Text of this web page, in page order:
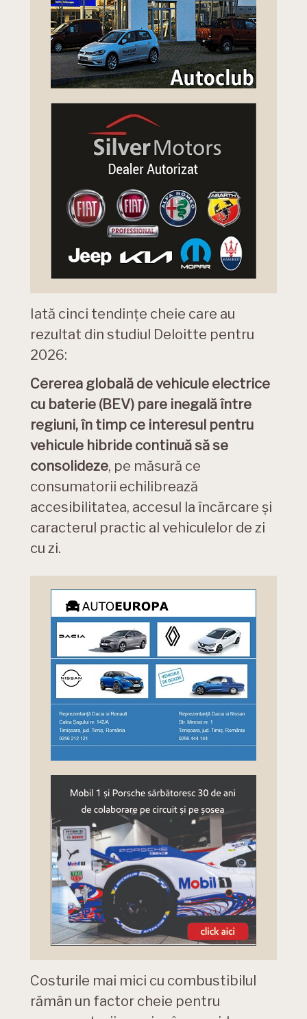
Iată cinci tendințe cheie care au
rezultat din studiul Deloitte pentru
2026:
Cererea globală de vehicule electrice
cu baterie (BEV) pare inegală între
regiuni, în timp ce interesul pentru
vehicule hibride continuă să se
consolideze, pe măsură ce
consumatorii echilibrează
accesibilitatea, accesul la încărcare și
caracterul practic al vehiculelor de zi
cu zi.
Costurile mai mici cu combustibilul
rămân un factor cheie pentru